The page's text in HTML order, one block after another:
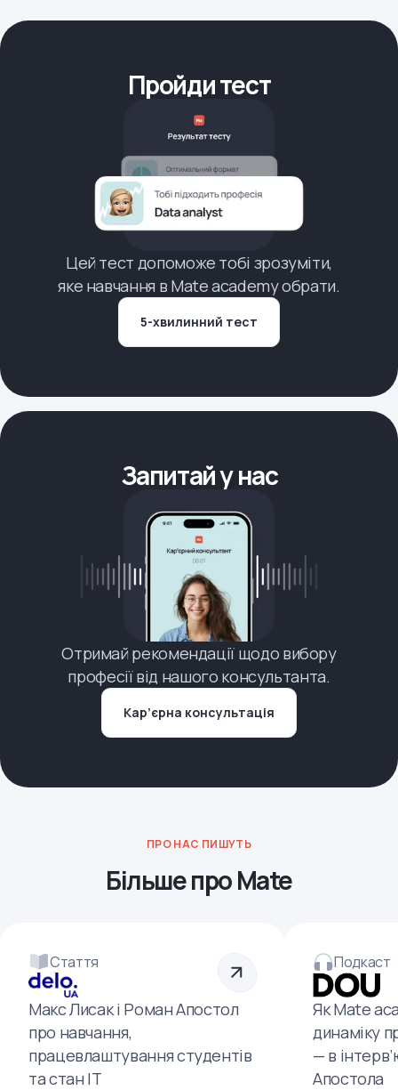
Пройди тест
Цей тест допоможе тобі зрозуміти,
яке навчання в Mate academy обрати.
5-хвилинний тест
Запитай у нас
Отримай рекомендації щодо вибору
професії від нашого консультанта.
Кар’єрна консультація
ПРО НАС ПИШУТЬ
Більше про Mate
Стаття
Макс Лисак і Роман Апостол
про навчання,
працевлаштування студентів
та стан ІТ
Подкаст
Як Mate
динаміку
— в
Апостола